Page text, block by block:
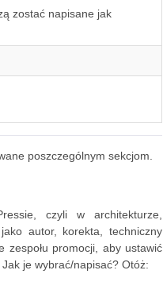
zostać napisane jak
poszczególnym sekcjom.
czyli w architekturze,
autor, korekta, techniczny
zespołu promocji, aby ustawić
. Jak je wybrać/napisać? Otóż: